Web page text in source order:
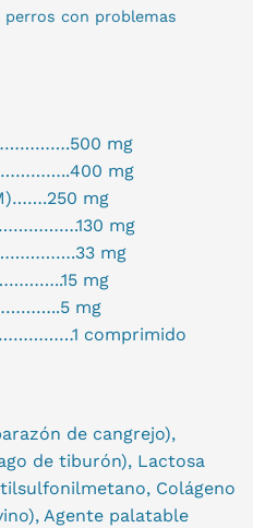
con problemas
mg
mg
mg
mg
mg
mg
mg
comprimido
de cangrejo),
de tiburón), Lactosa
Colágeno
Agente palatable